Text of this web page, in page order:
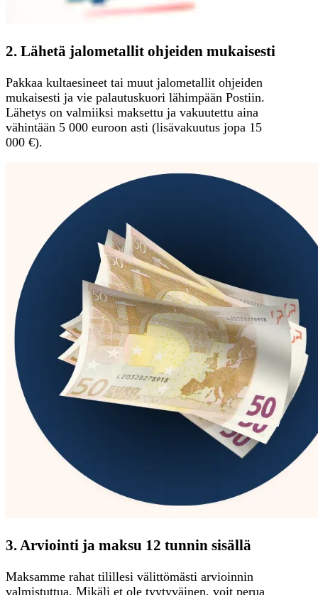
2. Lähetä jalometallit ohjeiden mukaisesti
Pakkaa kultaesineet tai muut jalometallit ohjeiden
mukaisesti ja vie palautuskuori lähimpään Postiin.
Lähetys on valmiiksi maksettu ja vakuutettu aina
vähintään 5 000 euroon asti (lisävakuutus jopa 15
000 €).
3. Arviointi ja maksu 12 tunnin sisällä
Maksamme rahat tilillesi välittömästi arvioinnin
valmistuttua. Mikäli et ole tyytyväinen, voit perua